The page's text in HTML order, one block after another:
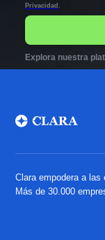
Privacidad .
Explora nuestra
Clara empodera a
Más de 30.000